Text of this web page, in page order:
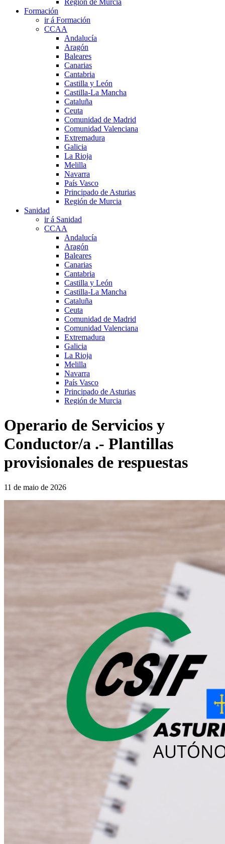
Formación
ir á Formación
CCAA
Andalucía
Aragón
Baleares
Canarias
Cantabria
Castilla y León
Castilla-La Mancha
Cataluña
Ceuta
Comunidad de Madrid
Comunidad Valenciana
Extremadura
Galicia
La Rioja
Melilla
Navarra
País Vasco
Principado de Asturias
Región de Murcia
Sanidad
ir á Sanidad
CCAA
Andalucía
Aragón
Baleares
Canarias
Cantabria
Castilla y León
Castilla-La Mancha
Cataluña
Ceuta
Comunidad de Madrid
Comunidad Valenciana
Extremadura
Galicia
La Rioja
Melilla
Navarra
País Vasco
Principado de Asturias
Región de Murcia
Operario de Servicios y
Conductor/a .- Plantillas
provisionales de respuestas
11 de maio de 2026